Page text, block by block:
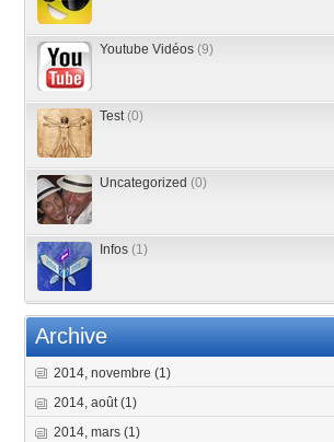
Youtube Vidéos (9)
Test (0)
Uncategorized (0)
Infos (1)
Archive
2014, novembre(1)
2014, août(1)
2014, mars(1)